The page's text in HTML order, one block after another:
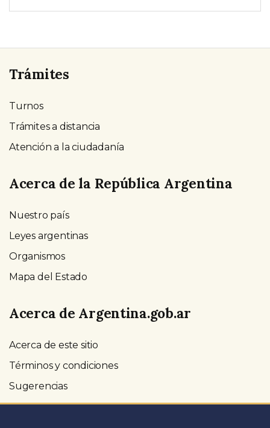
Trámites
Turnos
Trámites a distancia
Atención a la ciudadanía
Acerca de la República Argentina
Nuestro país
Leyes argentinas
Organismos
Mapa del Estado
Acerca de Argentina.gob.ar
Acerca de este sitio
Términos y condiciones
Sugerencias